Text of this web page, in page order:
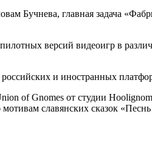
Бучнева, главная задача
версий видеоигр в
и иностранных
of Gnomes от студии
славянских сказок